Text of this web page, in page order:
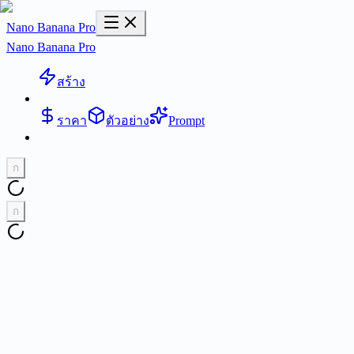
Nano Banana Pro
Nano Banana Pro
สร้าง
ราคา ตัวอย่าง Prompt
ก
ก